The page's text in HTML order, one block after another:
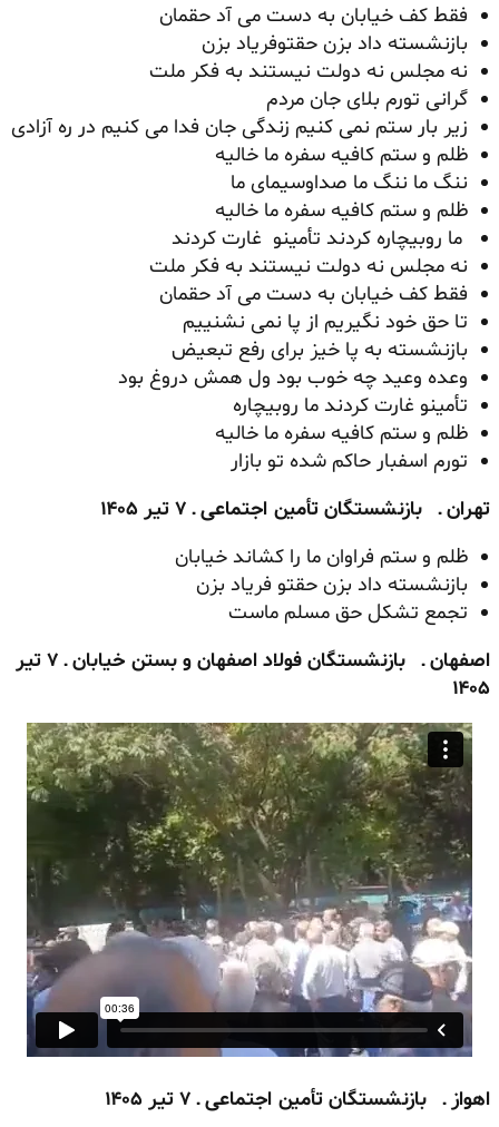
فقط کف خیابان به دست می آد حقمان
بازنشسته داد بزن حقتوفریاد بزن
نه مجلس نه دولت نیستند به فکر ملت
گرانی تورم بلای جان مردم
زیر بار ستم نمی کنیم زندگی جان فدا می کنیم در ره آزادی
ظلم و ستم کافیه سفره ما خالیه
ننگ ما ننگ ما صداوسیمای ما
ظلم و ستم کافیه سفره ما خالیه
ما روبیچاره کردند تأمینو غارت کردند
نه مجلس نه دولت نیستند به فکر ملت
فقط کف خیابان به دست می آد حقمان
تا حق خود نگیریم از پا نمی نشنییم
بازنشسته به پا خیز برای رفع تبعیض
وعده وعید چه خوب بود ول همش دروغ بود
تأمینو غارت کردند ما روبیچاره
ظلم و ستم کافیه سفره ما خالیه
تورم اسفبار حاکم شده تو بازار
تهران ـ بازنشستگان تأمین اجتماعی ـ ۷ تیر ۱۴۰۵
ظلم و ستم فراوان ما را کشاند خیابان
بازنشسته داد بزن حقتو فریاد بزن
تجمع تشکل حق مسلم ماست
اصفهان ـ بازنشستگان فولاد اصفهان و بستن خیابان ـ ۷ تیر
۱۴۰۵
اهواز ـ بازنشستگان تأمین اجتماعی ـ ۷ تیر ۱۴۰۵